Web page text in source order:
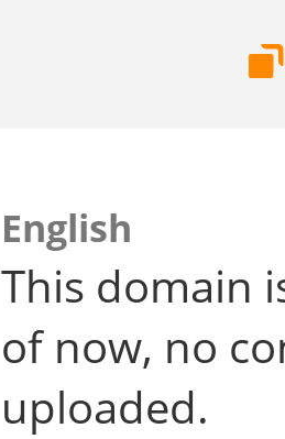
English
This domain
of now, no
uploaded.